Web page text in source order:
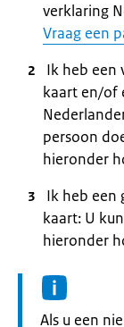
verklaring
Vraag een
Ik heb een
kaart en/of
persoon
hieronder
Ik heb een
kaart: U
hieronder
Informatie:
Als u een